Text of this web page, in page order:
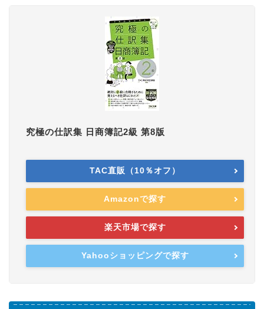
究極の仕訳集 日商簿記2級 第8版
TAC直販（10％オフ）
Amazonで探す
楽天市場で探す
Yahooショッピングで探す